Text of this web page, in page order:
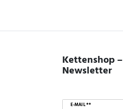
Kettenshop –
Newsletter
E-MAIL **